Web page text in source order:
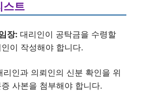
스트
장: 대리인이 공탁금을 수령할
이 작성해야 합니다.
리인과 의뢰인의 신분 확인을 위
사본을 첨부해야 합니다.